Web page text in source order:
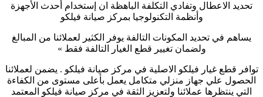
تحديد الاعطال وتفادي التكلفة الباهظة ان إستخدام أحدث الأجهزة
وأنظمة التكنولوجيا بمركز صيانة فيلكو
يساهم في تحديد المكونات التالفة يوفر الكثير لعملائنا من المبالغ
ولضمان تغيير قطع الغيار التالفة فقط »
توافر قطع غيار فيلكو الاصلية في مركز صيانة فيلكو . يضمن لعملائنا
الحصول علي جهاز منزلي متكامل يعمل بأعلى مستوى من الكفاءة
التي ينتظرها عملائنا ولتعزيز الثقة في مركز صيانة فيلكو المعتمد